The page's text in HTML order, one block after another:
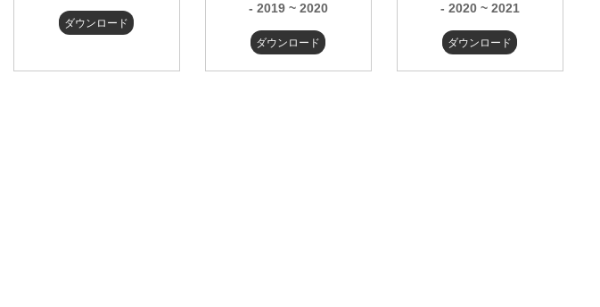
ダウンロード
- 2019 ~ 2020
ダウンロード
- 2020 ~ 2021
ダウンロード